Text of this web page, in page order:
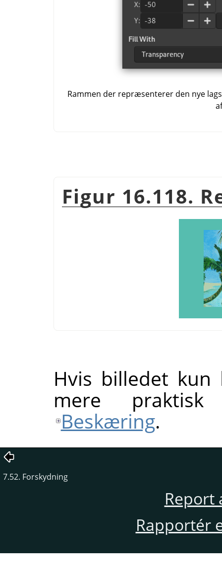
Rammen der repræsenterer den nye
Figur 16.118.
Hvis billedet
mere
Beskæring.
7.52. Forskydning
Report
Rapportér